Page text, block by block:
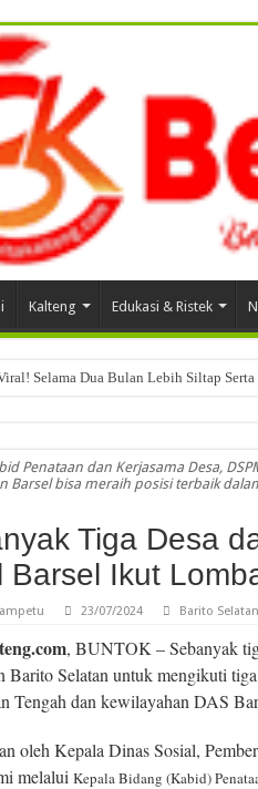
Kalteng Edukasi & Ristek
Selama Dua Bulan Lebih Siltap
Penataan dan Kerjasama Desa,
Barsel bisa meraih posisi terbaik
Tiga Desa
Barsel Ikut
23/07/2024 Barito Selatan
, BUNTOK – Sebanyak
Barito Selatan untuk mengikuti
Tengah dan kewilayahan DAS
oleh Kepala Dinas Sosial,
melalui Kepala Bidang (Kabid)